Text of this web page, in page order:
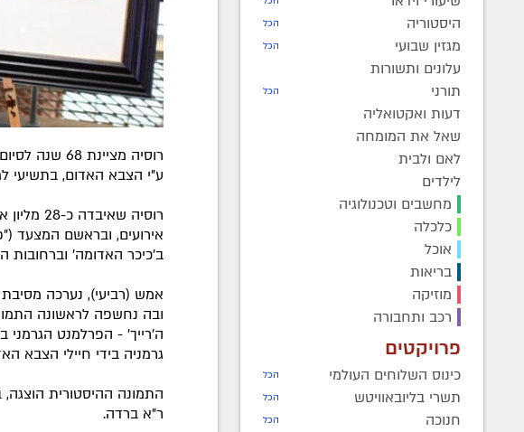
היסטוריה הכל
מגזין שבועי הכל
עלונים ותשורות
תורני
הכל
דעות ואקטואליה
שאל את המומחה
לאם ולבית
לילדים
מחשבים וטכנולוגיה
כלכלה
אוכל
בריאות
מוזיקה
רכב ותחבורה
פרויקטים
כינוס השלוחים העולמי הכל
תשרי בליובאוויטש הכל
חנוכה הכל
רוסיה
ע"י הצבא האדום, בתשיעי למאי 1945
רוסיה
אירועים, ובראשם המצעד
ב'כיכר האדומה' וברחובות
אמש (רביעי), נערכה מסיבת
ובה נחשפה לראשונה
גרמניה בידי חיילי הצבא
התמונה ההיסטורית הוצגה,
ר"א ברדה.